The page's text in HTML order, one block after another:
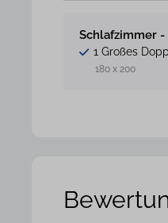
Schlafzimmer -
1 Großes
180 x 200